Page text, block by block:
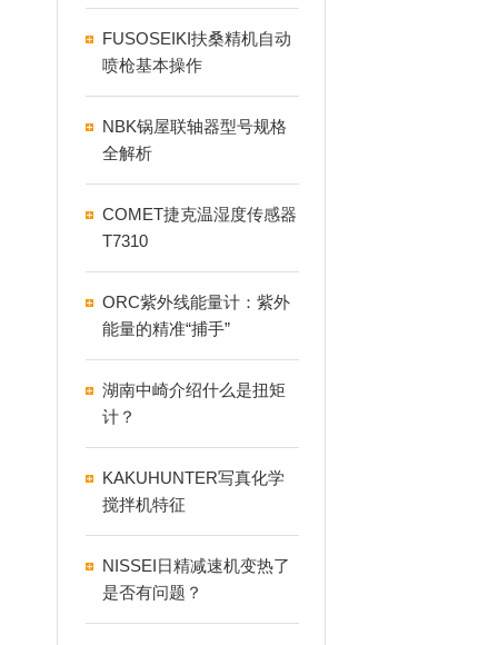
FUSOSEIKI扶桑精机自动
喷枪基本操作
NBK锅屋联轴器型号规格
全解析
COMET捷克温湿度传感器
T7310
ORC紫外线能量计：紫外
能量的精准“捕手”
湖南中崎介绍什么是扭矩
计？
KAKUHUNTER写真化学
搅拌机特征
NISSEI日精减速机变热了
是否有问题？